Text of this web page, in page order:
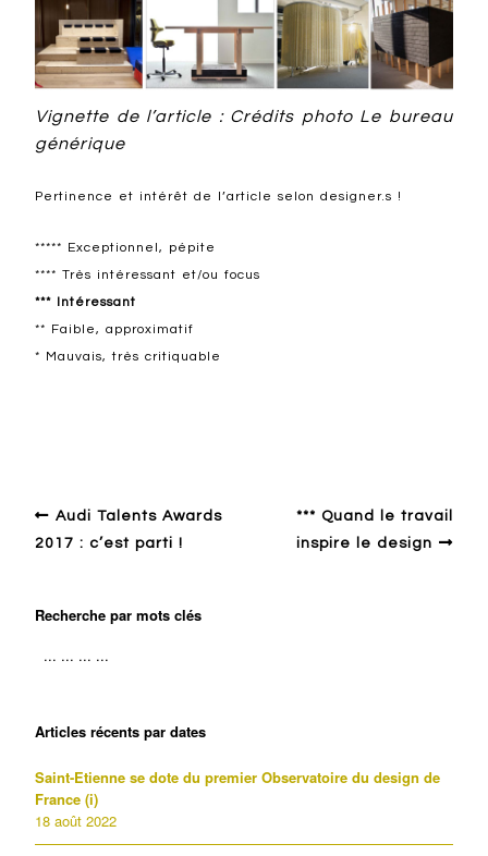
Vignette de l’article : Crédits photo Le bureau
générique
Pertinence et intérêt de l’article selon designer.s !
***** Exceptionnel, pépite
**** Très intéressant et/ou focus
*** Intéressant
** Faible, approximatif
* Mauvais, très critiquable
Audi Talents Awards
2017 : c’est parti !
*** Quand le travail
inspire le design
Recherche par mots clés
Articles récents par dates
Saint-Etienne se dote du premier Observatoire du design de
France (i)
18 août 2022